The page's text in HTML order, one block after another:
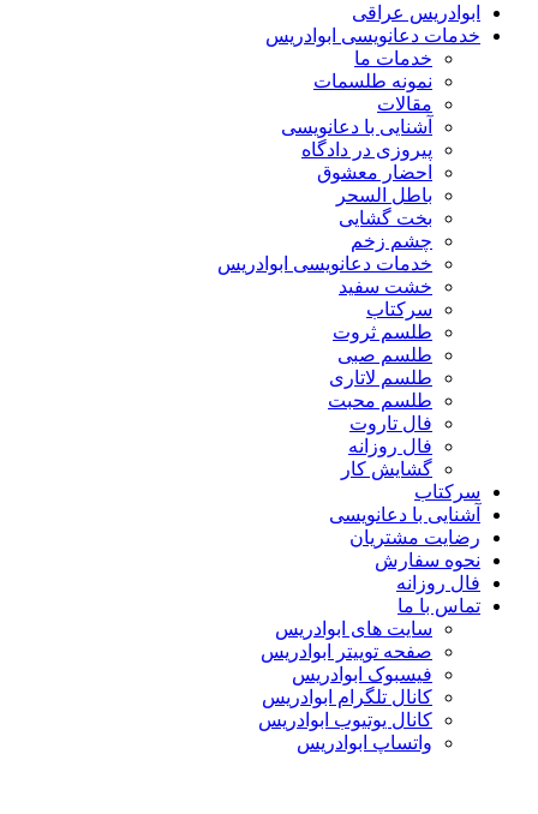
ابوادریس عراقی
خدمات دعانویسی ابوادریس
خدمات ما
نمونه طلسمات
مقالات
آشنایی با دعانویسی
پیروزی در دادگاه
احضار معشوق
باطل السحر
بخت گشایی
چشم زخم
خدمات دعانویسی ابوادریس
خشت سفید
سرکتاب
طلسم ثروت
طلسم صبی
طلسم لاتاری
طلسم محبت
فال تاروت
فال روزانه
گشایش کار
سرکتاب
آشنایی با دعانویسی
رضایت مشتریان
نحوه سفارش
فال روزانه
تماس با ما
سایت های ابوادریس
صفحه توییتر ابوادریس
فیسبوک ابوادریس
کانال تلگرام ابوادریس
کانال یوتیوب ابوادریس
واتساپ ابوادریس